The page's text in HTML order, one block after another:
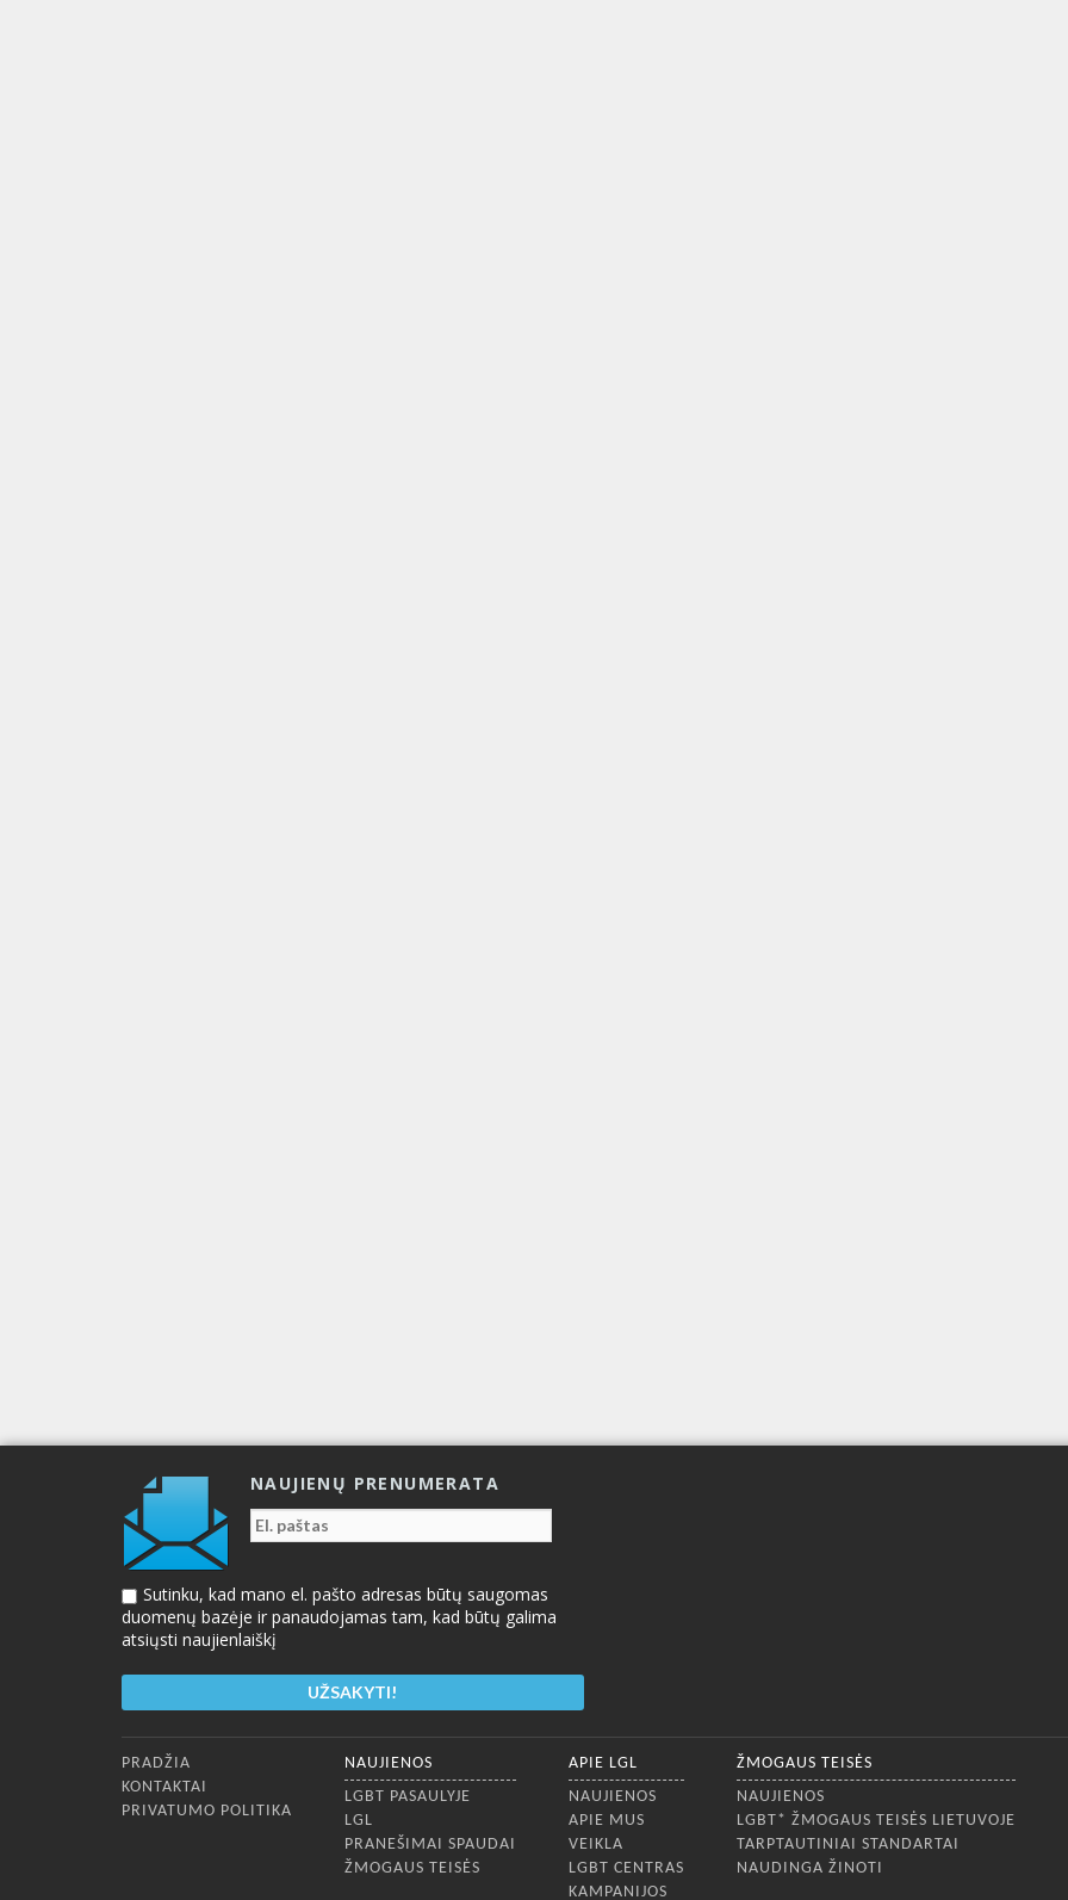
NAUJIENŲ PRENUMERATA
Sutinku, kad mano el. pašto adresas būtų saugomas
duomenų bazėje ir panaudojamas tam, kad būtų galima
atsiųsti naujienlaiškį
Apatinis meniu
PRADŽIA
KONTAKTAI
PRIVATUMO POLITIKA
NAUJIENOS
LGBT PASAULYJE
LGL
PRANEŠIMAI SPAUDAI
ŽMOGAUS TEISĖS
APIE LGL
NAUJIENOS
APIE MUS
VEIKLA
LGBT CENTRAS
KAMPANIJOS
ŽMOGAUS TEISĖS
NAUJIENOS
LGBT* ŽMOGAUS TEISĖS LIETUVOJE
TARPTAUTINIAI STANDARTAI
NAUDINGA ŽINOTI